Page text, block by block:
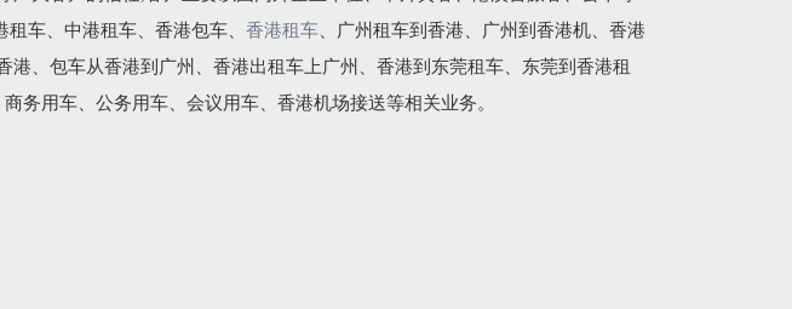
车、中港租车、香港包车、 香港租车 、广州租车到香港、广州到香港机、香港
、包车从香港到广州、香港出租车上广州、香港到东莞租车、东莞到香港租
务用车、公务用车、会议用车、香港机场接送等相关业务。